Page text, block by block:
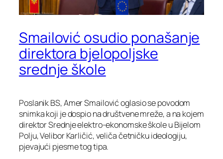
Smailović osudio ponašanje
direktora bjelopoljske
srednje škole
Poslanik BS, Amer Smailović oglasio se povodom
snimka koji je dospio na društvene mreže, a na kojem
direktor Srednje elektro-ekonomske škole u Bijelom
Polju, Velibor Karličić, veliča četničku ideologiju,
pjevajući pjesme tog tipa.